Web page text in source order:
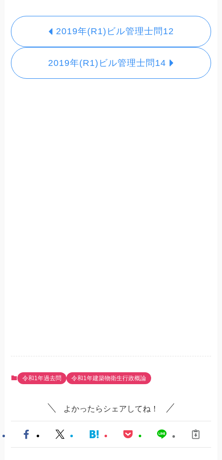
2019年(R1)ビル管理士問12
2019年(R1)ビル管理士問14
令和1年過去問 令和1年建築物衛生行政概論
よかったらシェアしてね！